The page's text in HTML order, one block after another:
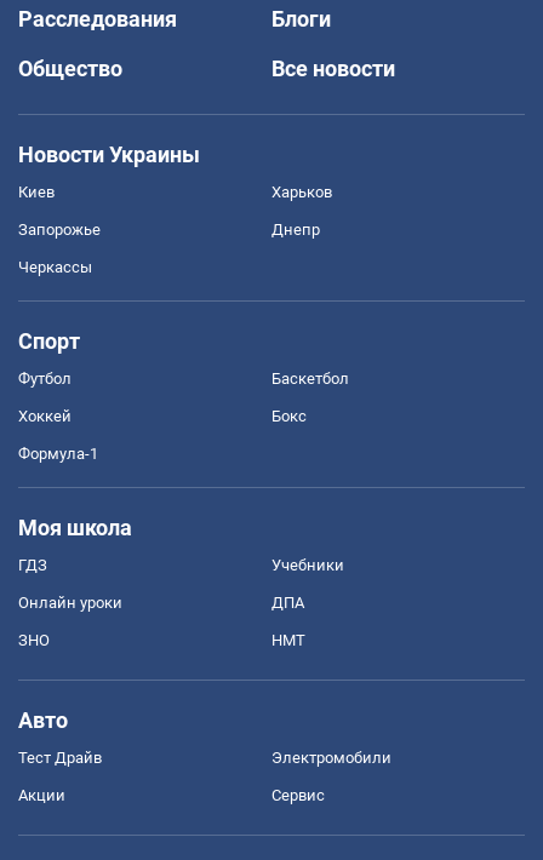
Расследования
Блоги
Общество
Все новости
Новости Украины
Киев Харьков
Запорожье Днепр
Черкассы
Спорт
Футбол Баскетбол
Хоккей Бокс
Формула-1
Моя школа
ГДЗ Учебники
Онлайн уроки ДПА
ЗНО НМТ
Авто
Тест Драйв Электромобили
Акции Сервис